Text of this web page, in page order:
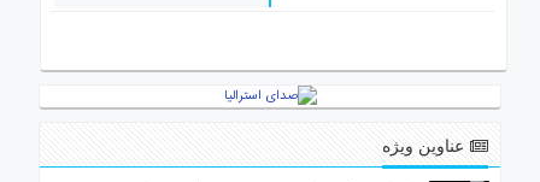
عناوین ویژه